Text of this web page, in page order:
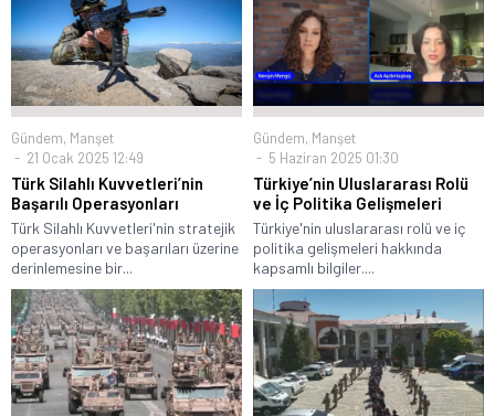
Gündem, Manşet
21 Ocak 2025 12:49
Türk Silahlı Kuvvetleri’nin
Başarılı Operasyonları
Türk Silahlı Kuvvetleri'nin stratejik
operasyonları ve başarıları üzerine
derinlemesine bir...
Gündem, Manşet
5 Haziran 2025 01:30
Türkiye’nin Uluslararası Rolü
ve İç Politika Gelişmeleri
Türkiye'nin uluslararası rolü ve iç
politika gelişmeleri hakkında
kapsamlı bilgiler....